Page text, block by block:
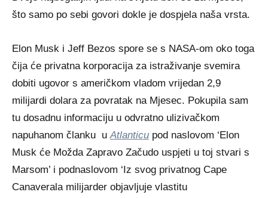
što samo po sebi govori dokle je dospjela naša vrsta.
Elon Musk i Jeff Bezos spore se s NASA-om oko toga
čija će privatna korporacija za istraživanje svemira
dobiti ugovor s američkom vladom vrijedan 2,9
milijardi dolara za povratak na Mjesec. Pokupila sam
tu dosadnu informaciju u odvratno ulizivačkom
napuhanom članku uAtlanticu pod naslovom ‘Elon
Musk će Možda Zapravo Začudo uspjeti u toj stvari s
Marsom’ i podnaslovom ‘Iz svog privatnog Cape
Canaverala milijarder objavljuje vlastitu